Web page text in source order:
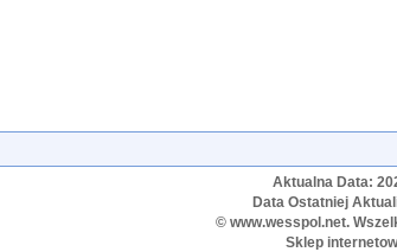
Aktualna Data:
Data Ostatniej
© www.wesspol.net.
Sklep